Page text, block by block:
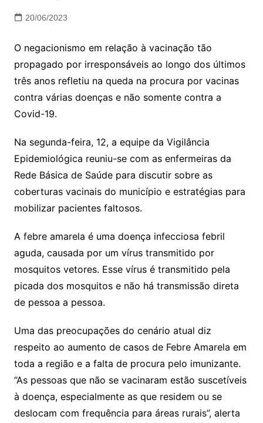
20/06/2023
O negacionismo em relação à vacinação tão
propagado por irresponsáveis ao longo dos últimos
três anos refletiu na queda na procura por vacinas
contra várias doenças e não somente contra a
Covid-19.
Na segunda-feira, 12, a equipe da Vigilância
Epidemiológica reuniu-se com as enfermeiras da
Rede Básica de Saúde para discutir sobre as
coberturas vacinais do município e estratégias para
mobilizar pacientes faltosos.
A febre amarela é uma doença infecciosa febril
aguda, causada por um vírus transmitido por
mosquitos vetores. Esse vírus é transmitido pela
picada dos mosquitos e não há transmissão direta
de pessoa a pessoa.
Uma das preocupações do cenário atual diz
respeito ao aumento de casos de Febre Amarela em
toda a região e a falta de procura pelo imunizante.
“As pessoas que não se vacinaram estão suscetíveis
à doença, especialmente as que residem ou se
deslocam com frequência para áreas rurais”, alerta